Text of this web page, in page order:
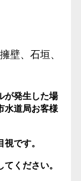
壁、石垣、
が発生した場
水道局お客様
です。
ください。